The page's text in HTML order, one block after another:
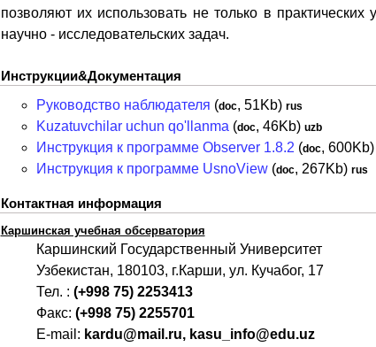
позволяют их использовать не только в
научно - исследовательских задач.
Инструкции&Документация
Руководство наблюдателя (doc, 51Kb) rus
Kuzatuvchilar uchun qo'llanma (doc, 46Kb) uzb
Инструкция к программе Observer 1.8.2 (doc, 600Kb)
Инструкция к программе UsnoView(doc, 267Kb) rus
Контактная информация
Каршинская учебная обсерватория
Каршинский Государственный Университет
Узбекистан, 180103, г.Карши, ул. Кучабог, 17
Тел. : (+998 75) 2253413
Факс: (+998 75) 2255701
E-mail: kardu@mail.ru, kasu_info@edu.uz